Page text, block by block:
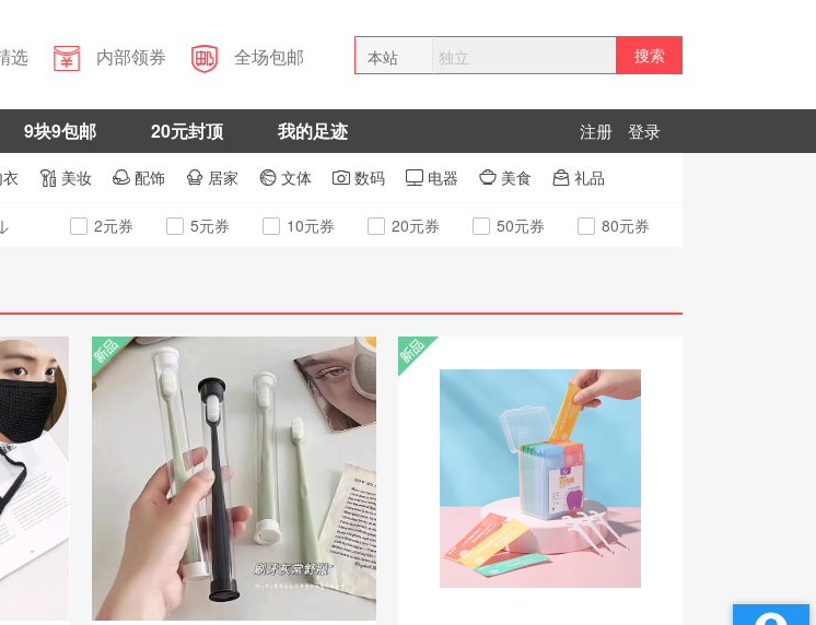
选  内部领券  全场包邮
本站
搜索
9块9包邮 20元封顶 我的足迹 注册 登录
 美妆  配饰  居家  文体  数码  电器  美食  礼品
2元券 5元券 10元券 20元券 50元券 80元券
新品